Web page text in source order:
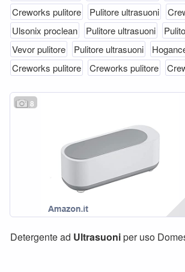
Creworks pulitore
Pulitore ultrasuoni
Ulsonix proclean
Pulitore ultrasuoni
Vevor pulitore
Pulitore ultrasuoni
Creworks pulitore
Creworks pulitore
8
Detergente ad Ultrasuoniper uso